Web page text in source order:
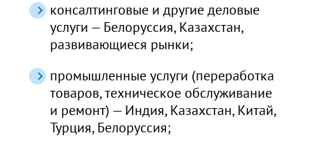
консалтинговые и другие деловые
услуги — Белоруссия, Казахстан,
развивающиеся рынки;
промышленные услуги (переработка
товаров, техническое обслуживание
и ремонт) — Индия, Казахстан, Китай,
Турция, Белоруссия;